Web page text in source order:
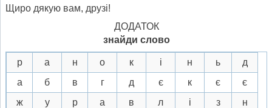
Щиро дякую вам, друзі!
ДОДАТОК
знайди слово
р а н о к і н ь
д
а
б в г д є к є
є
ж
у р а в л і з
н